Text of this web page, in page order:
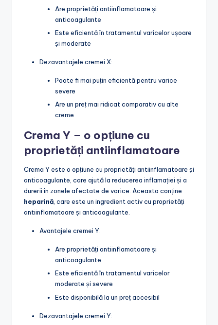
Are proprietăți antiinflamatoare și
anticoagulante
Este eficientă în tratamentul varicelor ușoare
și moderate
Dezavantajele cremei X:
Poate fi mai puțin eficientă pentru varice
severe
Are un preț mai ridicat comparativ cu alte
creme
Crema Y – o opțiune cu
proprietăți antiinflamatoare
Crema Y este o opțiune cu proprietăți antiinflamatoare și
anticoagulante, care ajută la reducerea inflamației și a
durerii în zonele afectate de varice. Aceasta conține
heparină, care este un ingredient activ cu proprietăți
antiinflamatoare și anticoagulante.
Avantajele cremei Y:
Are proprietăți antiinflamatoare și
anticoagulante
Este eficientă în tratamentul varicelor
moderate și severe
Este disponibilă la un preț accesibil
Dezavantajele cremei Y: